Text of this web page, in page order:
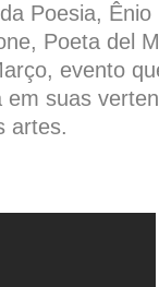
Poesia,
Poeta del
evento
em suas
artes.